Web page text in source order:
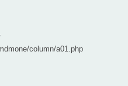
column/a01.php